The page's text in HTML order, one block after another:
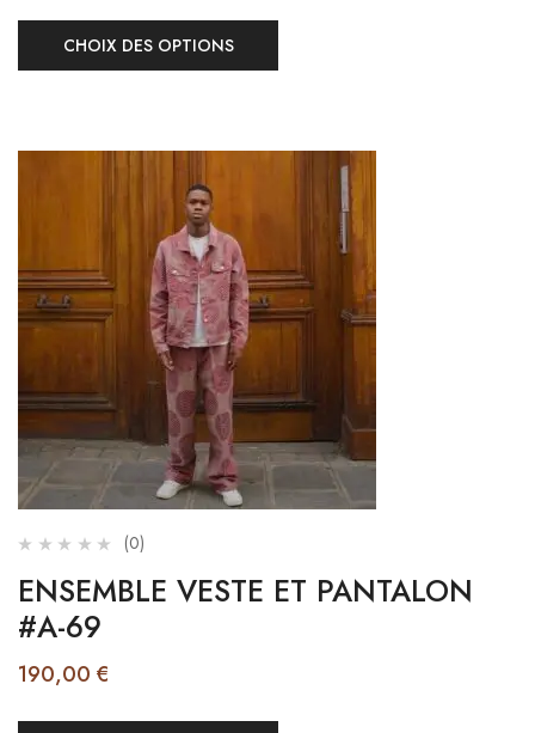
CHOIX DES OPTIONS
(0)
ENSEMBLE VESTE ET PANTALON
#A-69
190,00 €